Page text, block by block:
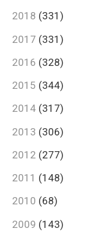
2018 (331)
2017 (331)
2016 (328)
2015 (344)
2014 (317)
2013 (306)
2012 (277)
2011 (148)
2010 (68)
2009 (143)